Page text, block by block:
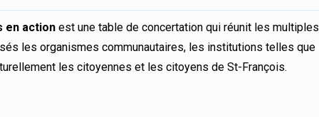
en action est une table de concertation qui réunit les multiples
les organismes communautaires, les institutions telles que
les citoyennes et les citoyens de St-François.